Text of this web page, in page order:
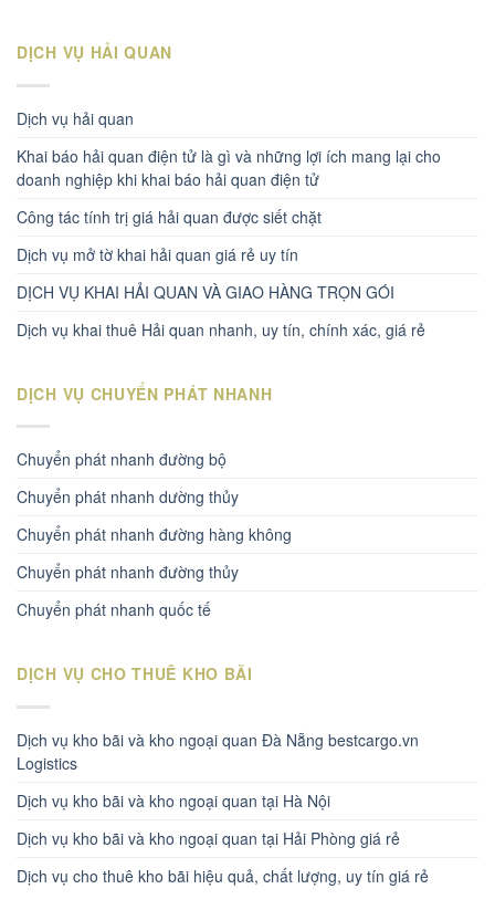
DỊCH VỤ HẢI QUAN
Dịch vụ hải quan
Khai báo hải quan điện tử là gì và những lợi ích mang lại cho
doanh nghiệp khi khai báo hải quan điện tử
Công tác tính trị giá hải quan được siết chặt
Dịch vụ mở tờ khai hải quan giá rẻ uy tín
DỊCH VỤ KHAI HẢI QUAN VÀ GIAO HÀNG TRỌN GÓI
Dịch vụ khai thuê Hải quan nhanh, uy tín, chính xác, giá rẻ
DỊCH VỤ CHUYỂN PHÁT NHANH
Chuyển phát nhanh đường bộ
Chuyển phát nhanh dường thủy
Chuyển phát nhanh đường hàng không
Chuyển phát nhanh đường thủy
Chuyển phát nhanh quốc tế
DỊCH VỤ CHO THUÊ KHO BÃI
Dịch vụ kho bãi và kho ngoại quan Đà Nẵng bestcargo.vn
Logistics
Dịch vụ kho bãi và kho ngoại quan tại Hà Nội
Dịch vụ kho bãi và kho ngoại quan tại Hải Phòng giá rẻ
Dịch vụ cho thuê kho bãi hiệu quả, chất lượng, uy tín giá rẻ